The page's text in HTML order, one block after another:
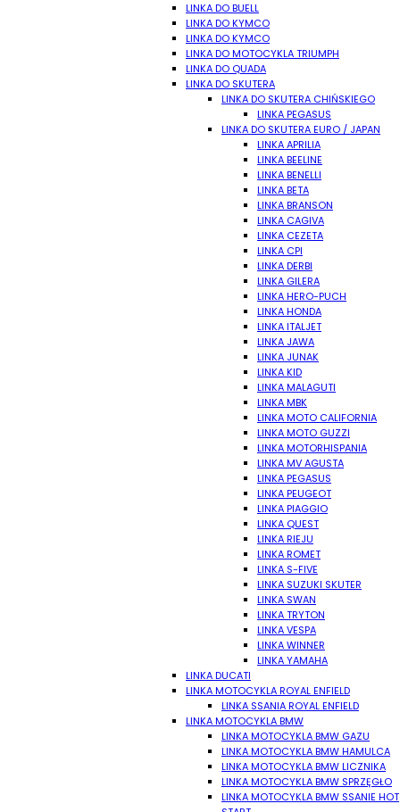
LINKA DO BUELL
LINKA DO KYMCO
LINKA DO KYMCO
LINKA DO MOTOCYKLA TRIUMPH
LINKA DO QUADA
LINKA DO SKUTERA
LINKA DO SKUTERA CHIŃSKIEGO
LINKA PEGASUS
LINKA DO SKUTERA EURO / JAPAN
LINKA APRILIA
LINKA BEELINE
LINKA BENELLI
LINKA BETA
LINKA BRANSON
LINKA CAGIVA
LINKA CEZETA
LINKA CPI
LINKA DERBI
LINKA GILERA
LINKA HERO-PUCH
LINKA HONDA
LINKA ITALJET
LINKA JAWA
LINKA JUNAK
LINKA KID
LINKA MALAGUTI
LINKA MBK
LINKA MOTO CALIFORNIA
LINKA MOTO GUZZI
LINKA MOTORHISPANIA
LINKA MV AGUSTA
LINKA PEGASUS
LINKA PEUGEOT
LINKA PIAGGIO
LINKA QUEST
LINKA RIEJU
LINKA ROMET
LINKA S-FIVE
LINKA SUZUKI SKUTER
LINKA SWAN
LINKA TRYTON
LINKA VESPA
LINKA WINNER
LINKA YAMAHA
LINKA DUCATI
LINKA MOTOCYKLA ROYAL ENFIELD
LINKA SSANIA ROYAL ENFIELD
LINKA MOTOCYKLA BMW
LINKA MOTOCYKLA BMW GAZU
LINKA MOTOCYKLA BMW HAMULCA
LINKA MOTOCYKLA BMW LICZNIKA
LINKA MOTOCYKLA BMW SPRZĘGŁO
LINKA MOTOCYKLA BMW SSANIE HOT